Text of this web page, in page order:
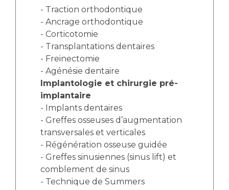
- Traction orthodontique
- Ancrage orthodontique
- Corticotomie
- Transplantations dentaires
- Freinectomie
- Agénésie dentaire
Implantologie et chirurgie pré-
implantaire
- Implants dentaires
- Greffes osseuses d’augmentation
transversales et verticales
- Régénération osseuse guidée
- Greffes sinusiennes (sinus lift) et
comblement de sinus
- Technique de Summers